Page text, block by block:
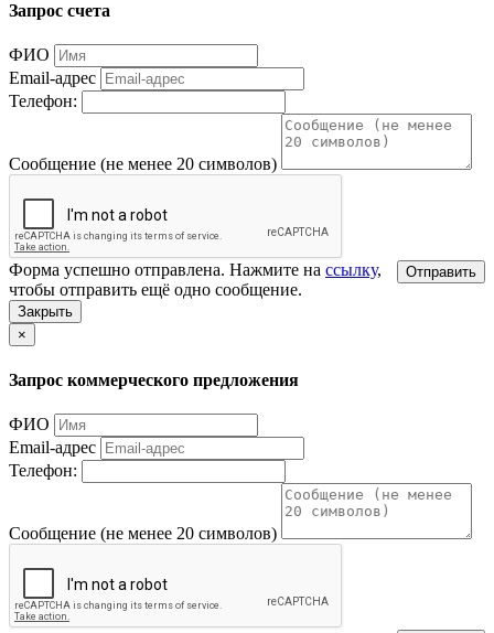
Запрос счета
ФИО
Email-адрес
Телефон:
Сообщение (не менее 20 символов)
Отправить
Форма успешно отправлена. Нажмите на ссылку,
чтобы отправить ещё одно сообщение.
Закрыть
×
Запрос коммерческого предложения
ФИО
Email-адрес
Телефон:
Сообщение (не менее 20 символов)